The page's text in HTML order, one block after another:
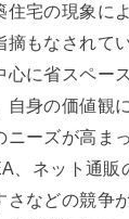
住宅の現象に
もなされてい
心に省スペー
自身の価値観
ーズが高ま
、ネット通販
さなどの競争